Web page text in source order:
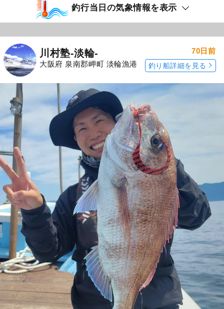
釣行当日の気象情報を表示
川村塾-淡輪-
大阪府 泉南郡岬町 淡輪漁港
70日前
釣り船詳細を見る